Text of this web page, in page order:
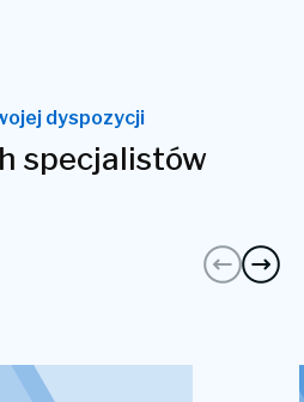
dyspozycji
specjalistów